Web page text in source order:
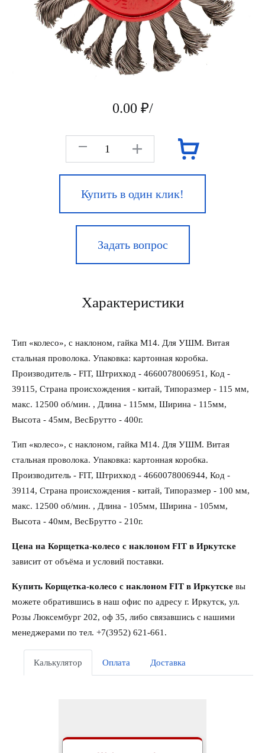
0.00 ₽/
Купить в один клик!
Задать вопрос
Характеристики
Тип «колесо», с наклоном, гайка М14. Для УШМ. Витая
стальная проволока. Упаковка: картонная коробка.
Производитель - FIT, Штрихкод - 4660078006951, Код -
39115, Страна происхождения - китай, Типоразмер - 115 мм,
макс. 12500 об/мин. , Длина - 115мм, Ширина - 115мм,
Высота - 45мм, ВесБрутто - 400г.
Тип «колесо», с наклоном, гайка М14. Для УШМ. Витая
стальная проволока. Упаковка: картонная коробка.
Производитель - FIT, Штрихкод - 4660078006944, Код -
39114, Страна происхождения - китай, Типоразмер - 100 мм,
макс. 12500 об/мин. , Длина - 105мм, Ширина - 105мм,
Высота - 40мм, ВесБрутто - 210г.
Цена на Корщетка-колесо с наклоном FIT в Иркутске
зависит от объёма и условий поставки.
Купить Корщетка-колесо с наклоном FIT в Иркутске вы
можете обратившись в наш офис по адресу г. Иркутск, ул.
Розы Люксембург 202, оф 35, либо связавшись с нашими
менеджерами по тел. +7(3952) 621-661.
Калькулятор Оплата Доставка